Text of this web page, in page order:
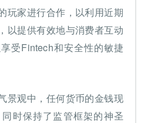
玩家进行合作，以利用近期
以提供有效地与消费者互动
受Fintech和安全性的敏捷
景观中，任何货币的金钱现
时保持了监管框架的神圣